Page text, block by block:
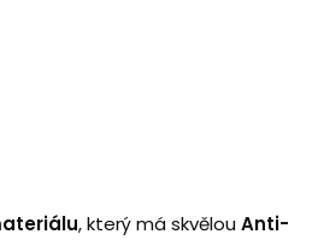
, který má skvělou Anti-